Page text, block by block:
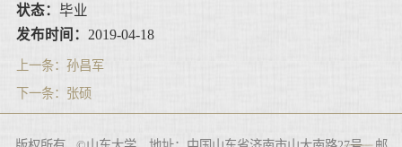
状态： 毕业
发布时间： 2019-04-18
上一条： 孙昌军
下一条： 张硕